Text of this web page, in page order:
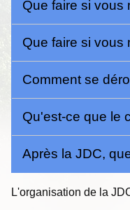
Que faire si vous
Que faire si vous
Comment se
Qu'est-ce que le
Après la JDC,
L'organisation de la